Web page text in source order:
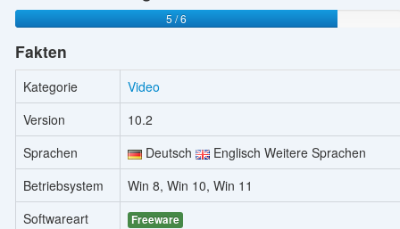
5 / 6
Fakten
Kategorie
Video
Version
10.2
Sprachen
Deutsch
Englisch Weitere Sprachen
Betriebsystem
Win 8, Win 10, Win 11
Softwareart
Freeware